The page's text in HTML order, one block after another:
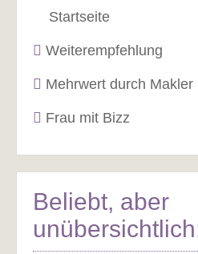
Startseite
Weiterempfehlung
Mehrwert durch Makler
Frau mit Bizz
Beliebt, aber